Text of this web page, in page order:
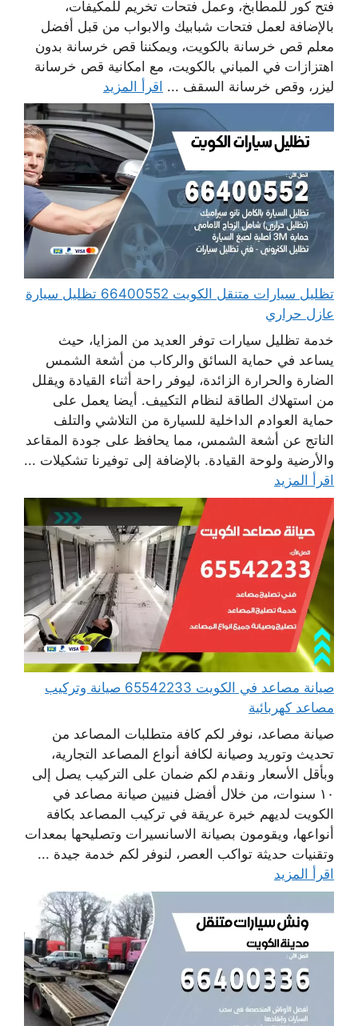
فتح كور للمطابخ، وعمل فتحات تخريم للمكيفات،
بالإضافة لعمل فتحات شبابيك والابواب من قبل أفضل
معلم قص خرسانة بالكويت، ويمكننا قص خرسانة بدون
اهتزازات في المباني بالكويت، مع امكانية قص خرسانة
ليزر، وقص خرسانة السقف ... اقرأ المزيد
تظليل سيارات متنقل الكويت 66400552 تظليل سيارة
عازل حراري
خدمة تظليل سيارات توفر العديد من المزايا، حيث
يساعد في حماية السائق والركاب من أشعة الشمس
الضارة والحرارة الزائدة، ليوفر راحة أثناء القيادة ويقلل
من استهلاك الطاقة لنظام التكييف. أيضا يعمل على
حماية العوادم الداخلية للسيارة من التلاشي والتلف
الناتج عن أشعة الشمس، مما يحافظ على جودة المقاعد
والأرضية ولوحة القيادة. بالإضافة إلى توفيرنا تشكيلات ...
اقرأ المزيد
صيانة مصاعد في الكويت 65542233 صيانة وتركيب
مصاعد كهربائية
صيانة مصاعد، نوفر لكم كافة متطلبات المصاعد من
تحديث وتوريد وصيانة لكافة أنواع المصاعد التجارية،
وبأقل الأسعار ونقدم لكم ضمان على التركيب يصل إلى
١٠ سنوات، من خلال أفضل فنيين صيانة مصاعد في
الكويت لديهم خبرة عريقة في تركيب المصاعد بكافة
أنواعها، ويقومون بصيانة الاسانسيرات وتصليحها بمعدات
وتقنيات حديثة تواكب العصر، لنوفر لكم خدمة جيدة ...
اقرأ المزيد